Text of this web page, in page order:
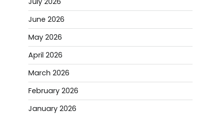
June 2026
May 2026
April 2026
March 2026
February 2026
January 2026